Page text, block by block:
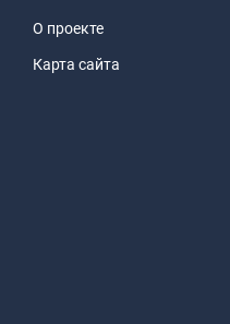
О проекте
Карта сайта